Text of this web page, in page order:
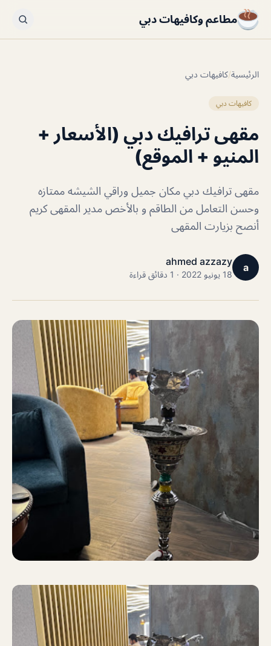
مطاعم وكافيهات دبي
الرئيسية/كافيهات دبي
كافيهات دبي
مقهى ترافيك دبي (الأسعار +
المنيو + الموقع)
مقهى ترافيك دبي مكان جميل وراقي الشيشه ممتازه
وحسن التعامل من الطاقم و بالأخص مدير المقهى كريم
أنصح بزيارت المقهى
a
ahmed azzazy
18 يونيو 2022 · 1 دقائق قراءة